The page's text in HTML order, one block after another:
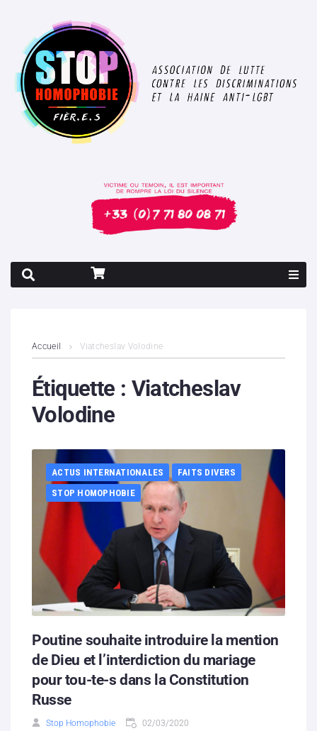
Contenus litigieux
Nous soutenir
Partenaires
Contacts
Hébergement solidaire
Accueil Viatcheslav Volodine
Étiquette : Viatcheslav
Volodine
ACTUS INTERNATIONALES
FAITS DIVERS
STOP HOMOPHOBIE
Poutine souhaite introduire la mention
de Dieu et l’interdiction du mariage
pour tou-te-s dans la Constitution
Russe
Stop Homophobie 02/03/2020